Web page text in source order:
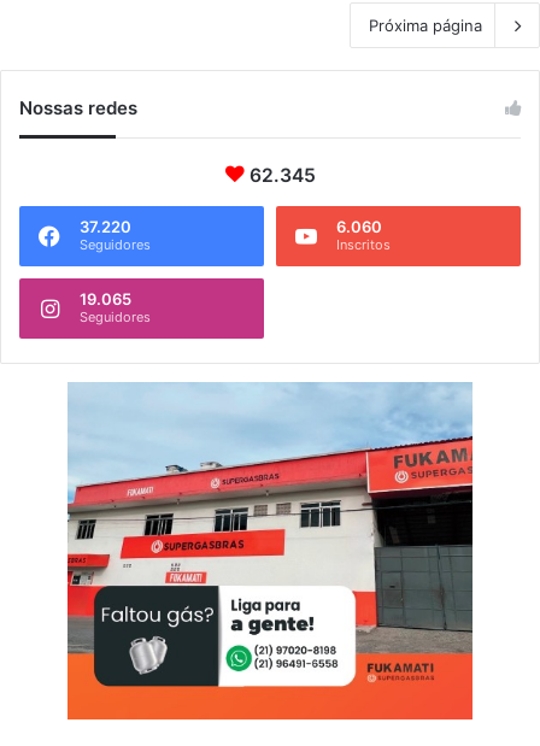
Próxima página
Nossas redes
62.345
37.220
Seguidores
6.060
Inscritos
19.065
Seguidores